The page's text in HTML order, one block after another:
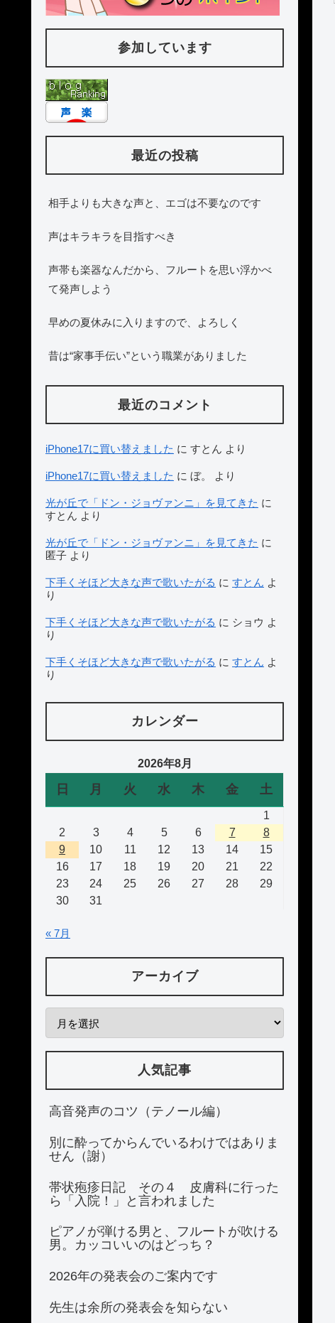
参加しています
最近の投稿
相手よりも大きな声と、エゴは不要なのです
声はキラキラを目指すべき
声帯も楽器なんだから、フルートを思い浮かべ
て発声しよう
早めの夏休みに入りますので、よろしく
昔は“家事手伝い”という職業がありました
最近のコメント
iPhone17に買い替えました に すとん より
iPhone17に買い替えました に ぼ。 より
光が丘で「ドン・ジョヴァンニ」を見てきた に
すとん より
光が丘で「ドン・ジョヴァンニ」を見てきた に
匿子 より
下手くそほど大きな声で歌いたがる に すとん よ
り
下手くそほど大きな声で歌いたがる に ショウ よ
り
下手くそほど大きな声で歌いたがる に すとん よ
り
カレンダー
2026年8月
日 月 火 水 木 金 土
1
2
3 4 5 6 7
8
9
10 11 12 13 14
15
16
17 18 19 20 21
22
23
24 25 26 27 28
29
30
31
« 7月
アーカイブ
人気記事
高音発声のコツ（テノール編）
別に酔ってからんでいるわけではありま
せん（謝）
帯状疱疹日記 その４ 皮膚科に行った
ら「入院！」と言われました
ピアノが弾ける男と、フルートが吹ける
男。カッコいいのはどっち？
2026年の発表会のご案内です
先生は余所の発表会を知らない